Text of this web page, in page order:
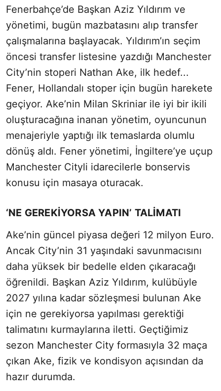
Fenerbahçe’de Başkan Aziz Yıldırım ve
yönetimi, bugün mazbatasını alıp transfer
çalışmalarına başlayacak. Yıldırım’ın seçim
öncesi transfer listesine yazdığı Manchester
City’nin stoperi Nathan Ake, ilk hedef...
Fener, Hollandalı stoper için bugün harekete
geçiyor. Ake’nin Milan Skriniar ile iyi bir ikili
oluşturacağına inanan yönetim, oyuncunun
menajeriyle yaptığı ilk temaslarda olumlu
dönüş aldı. Fener yönetimi, İngiltere’ye uçup
Manchester Cityli idarecilerle bonservis
konusu için masaya oturacak.
‘NE GEREKİYORSA YAPIN’ TALİMATI
Ake’nin güncel piyasa değeri 12 milyon Euro.
Ancak City’nin 31 yaşındaki savunmacısını
daha yüksek bir bedelle elden çıkaracağı
öğrenildi. Başkan Aziz Yıldırım, kulübüyle
2027 yılına kadar sözleşmesi bulunan Ake
için ne gerekiyorsa yapılması gerektiği
talimatını kurmaylarına iletti. Geçtiğimiz
sezon Manchester City formasıyla 32 maça
çıkan Ake, fizik ve kondisyon açısından da
hazır durumda.